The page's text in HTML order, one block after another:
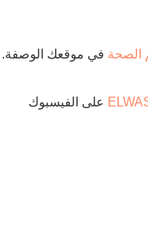
الصحة في موقعك الوصفة.
على الفيسبوك